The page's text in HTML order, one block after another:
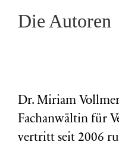
Die Autoren
Dr. Miriam
Fachanwältin für
vertritt seit 2006